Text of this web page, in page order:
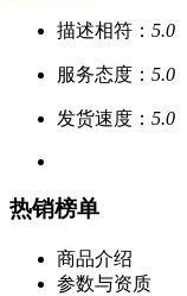
描述相符： 5.0
服务态度： 5.0
发货速度： 5.0
热销榜单
商品介绍
参数与资质